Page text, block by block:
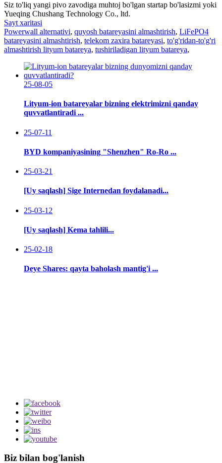
Siz to'liq yangi pivo zavodiga muhtoj bo'lgan startap bo'lasizmi yoki
Yueqing Chushang Technology Co., ltd.
Sayt xaritasi
Powerwall alternativi, quyosh batareyasini almashtirish, LiFePO4
batareyasini almashtirish, telekom zaxira batareyasi, to'g'ridan-to'g'ri
almashtirish lityum batareya, tushiriladigan lityum batareya,
25-08-05
Lityum-ion batareyalar bizning elektrimizni qanday
quvvatlantiradi ...
25-07-11
BYD kompaniyasining "Shenzhen" Ro-Ro ...
25-03-21
[Uy saqlash] Sige Internedan foydalanadi...
25-03-12
[Uy saqlash] Kema tahlili...
25-02-18
Deye Shares: qayta baholash mantig'i ...
Biz bilan bog'lanish